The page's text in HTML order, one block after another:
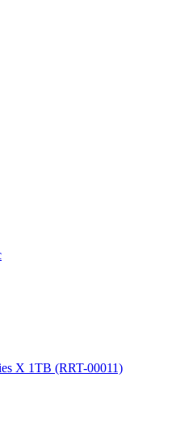
X 1TB (RRT-00011)